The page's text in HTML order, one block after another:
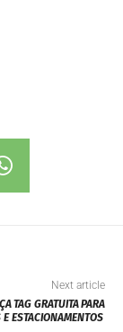
Next article
TAG GRATUITA PARA
ESTACIONAMENTOS